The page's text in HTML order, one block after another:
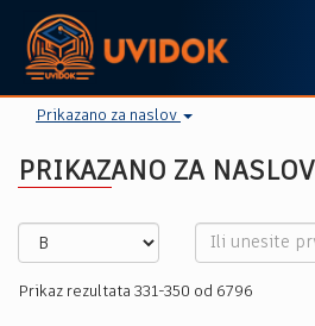
Prikazano za naslov
PRIKAZANO ZA NASLOV
Prikaz rezultata 331-350 od 6796